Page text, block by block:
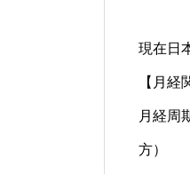
現在日
【月経
月経周
方）